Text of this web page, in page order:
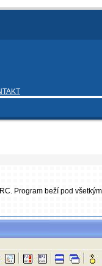
Program beží pod